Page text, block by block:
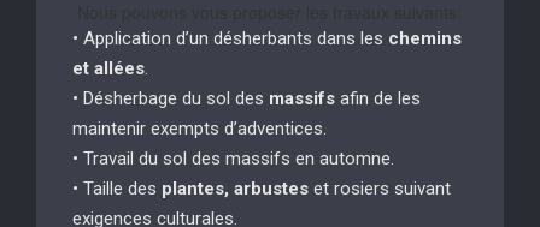
• Application d’un désherbants dans les chemins
et allées
• Désherbage du sol des massifs afin de les
maintenir exempts d’adventices.
• Travail du sol des massifs en automne.
• Taille des plantes, arbustes et rosiers suivant
exigences culturales.